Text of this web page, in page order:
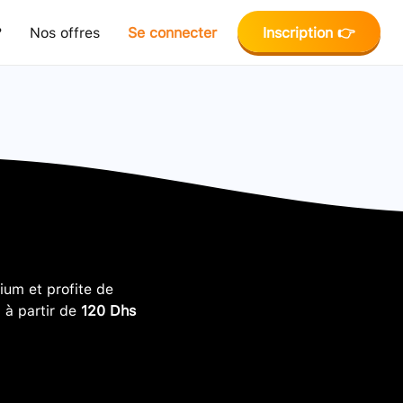
Nos offres Se connecter Inscription 👉
et profite de
à partir de 120 Dhs